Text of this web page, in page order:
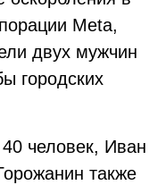
Meta,
двух мужчин
городских
человек, Иван
также